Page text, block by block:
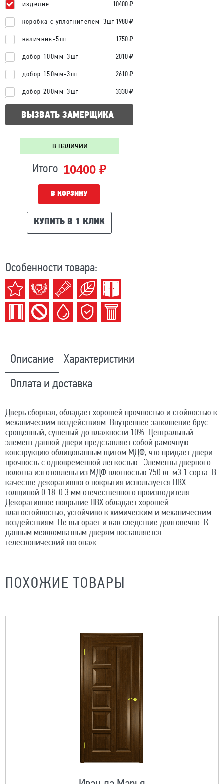
изделие 10400₽
коробка с уплотнителем-3шт 1980 ₽
наличник-5шт 1750 ₽
добор 100мм-3шт 2010 ₽
добор 150мм-3шт 2610 ₽
добор 200мм-3шт 3330 ₽
ВЫЗВАТЬ ЗАМЕРЩИКА
в наличии
Итого 10400 ₽
В КОРЗИНУ
КУПИТЬ В 1 КЛИК
Особенности товара:
Описание Характеристики
Оплата и доставка
Дверь сборная, обладает хорошей прочностью и стойкостью к
механическим воздействиям. Внутреннее заполнение брус
срощенный, сушеный до влажности 10%. Центральный
элемент данной двери представляет собой рамочную
конструкцию облицованным щитом МДФ, что придает двери
прочность с одновременной легкостью. Элементы дверного
полотна изготовлены из МДФ плотностью 750 кг.м3 1 сорта. В
качестве декоративного покрытия используется ПВХ
толщиной 0.18-0.3 мм отечественного производителя.
Декоративное покрытие ПВХ обладает хорошей
влагостойкостью, устойчиво к химическим и механическим
воздействиям. Не выгорает и как следствие долговечно. К
данным межкомнатным дверям поставляется
телескопический погонаж.
ПОХОЖИЕ ТОВАРЫ